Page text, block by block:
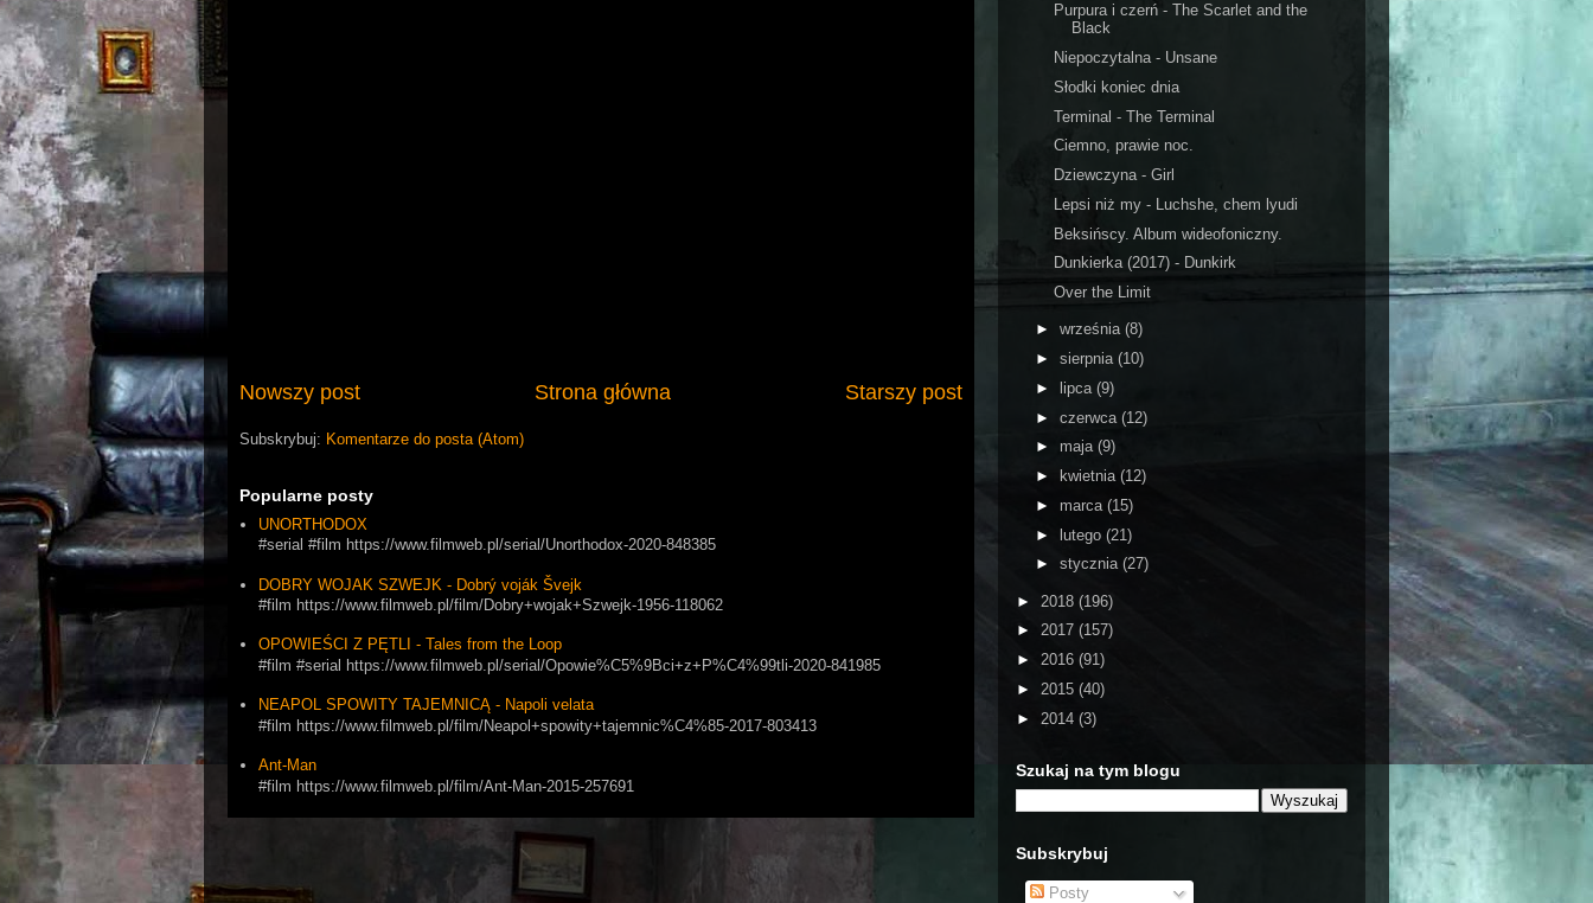
Nowszy post Starszy post
Strona główna
Subskrybuj: Komentarze do posta (Atom)
Popularne posty
UNORTHODOX
#serial #film https://www.filmweb.pl/serial/Unorthodox-2020-848385
DOBRY WOJAK SZWEJK - Dobrý voják Švejk
#film https://www.filmweb.pl/film/Dobry+wojak+Szwejk-1956-118062
OPOWIEŚCI Z PĘTLI - Tales from the Loop
#film #serial https://www.filmweb.pl/serial/Opowie%C5%9Bci+z+P%C4%99tli-2020-841985
NEAPOL SPOWITY TAJEMNICĄ - Napoli velata
#film https://www.filmweb.pl/film/Neapol+spowity+tajemnic%C4%85-2017-803413
Ant-Man
#film https://www.filmweb.pl/film/Ant-Man-2015-257691
Purpura i czerń - The Scarlet and the
Black
Niepoczytalna - Unsane
Słodki koniec dnia
Terminal - The Terminal
Ciemno, prawie noc.
Dziewczyna - Girl
Lepsi niż my - Luchshe, chem lyudi
Beksińscy. Album wideofoniczny.
Dunkierka (2017) - Dunkirk
Over the Limit
► września (8)
► sierpnia (10)
►
lipca (9)
► czerwca (12)
► maja (9)
►
kwietnia (12)
► marca (15)
► lutego (21)
► stycznia (27)
► 2018 (196)
► 2017 (157)
► 2016 (91)
► 2015 (40)
► 2014 (3)
Szukaj na tym blogu
Subskrybuj
Posty